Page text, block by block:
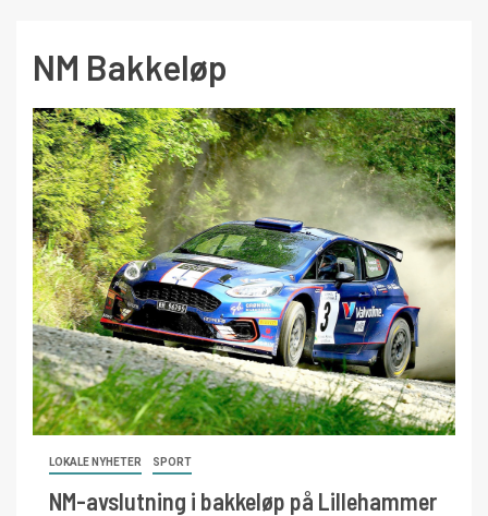
NM Bakkeløp
LOKALE NYHETER SPORT
NM-avslutning i bakkeløp på Lillehammer